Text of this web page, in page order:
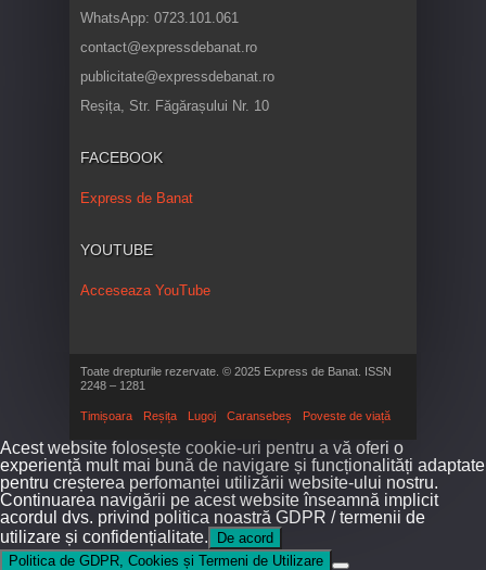
WhatsApp: 0723.101.061
contact@expressdebanat.ro
publicitate@expressdebanat.ro
Reșița, Str. Făgărașului Nr. 10
FACEBOOK
Express de Banat
YOUTUBE
Acceseaza YouTube
Toate drepturile rezervate. © 2025 Express de Banat. ISSN
2248 – 1281
Timișoara Reșița Lugoj Caransebeș Poveste de viață
Acest website folosește cookie-uri pentru a vă oferi o
experiență mult mai bună de navigare și funcționalități adaptate
pentru creșterea perfomanței utilizării website-ului nostru.
Continuarea navigării pe acest website înseamnă implicit
acordul dvs. privind politica noastră GDPR / termenii de
utilizare și confidențialitate.
De acord
Politica de GDPR, Cookies și Termeni de Utilizare